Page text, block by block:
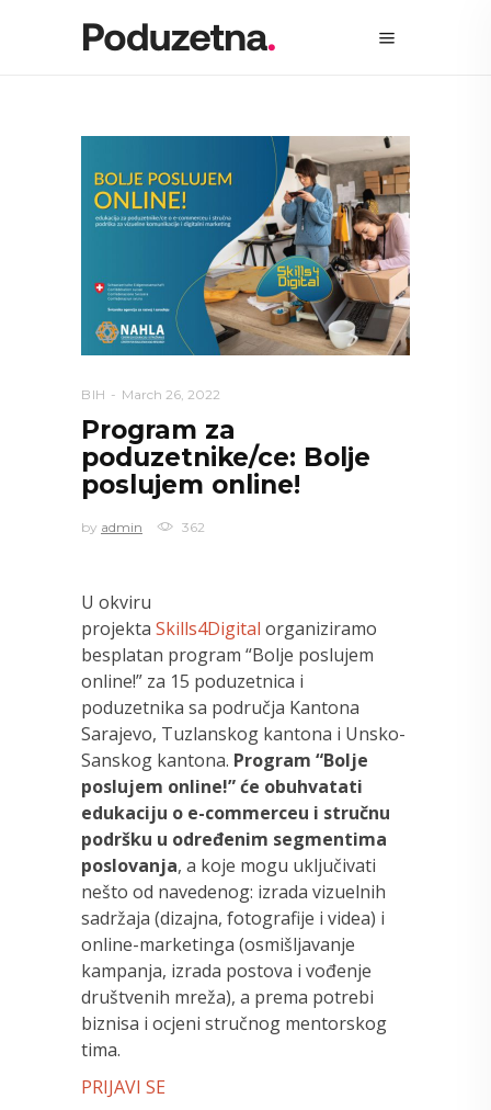
BIH March 26, 2022
Program za
poduzetnike/ce: Bolje
poslujem online!
by admin 362
U okviru
projekta Skills4Digital organiziramo
besplatan program “Bolje poslujem
online!” za 15 poduzetnica i
poduzetnika sa područja Kantona
Sarajevo, Tuzlanskog kantona i Unsko-
Sanskog kantona. Program “Bolje
poslujem online!” će obuhvatati
edukaciju o e-commerceu i stručnu
podršku u određenim segmentima
poslovanja, a koje mogu uključivati
nešto od navedenog: izrada vizuelnih
sadržaja (dizajna, fotografije i videa) i
online-marketinga (osmišljavanje
kampanja, izrada postova i vođenje
društvenih mreža), a prema potrebi
biznisa i ocjeni stručnog mentorskog
tima.
PRIJAVI SE